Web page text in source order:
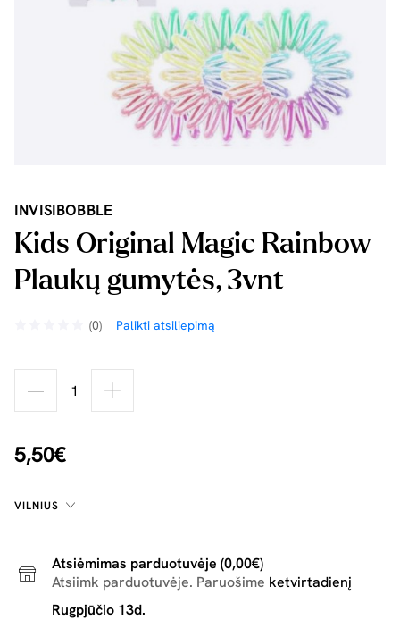
INVISIBOBBLE
Kids Original Magic Rainbow
Plaukų gumytės, 3vnt
(0) Palikti atsiliepimą
5,50€
VILNIUS
Atsiėmimas parduotuvėje (0,00€)
Atsiimk parduotuvėje. Paruošime ketvirtadienį
Rugpjūčio 13d.